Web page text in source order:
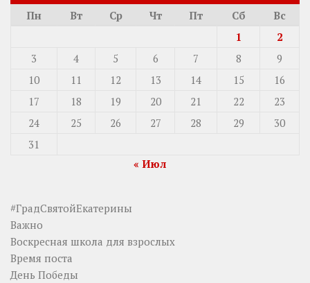
Пн
Вт Ср Чт Пт Сб
Вс
1
2
3
4 5 6 7 8
9
10
11 12 13 14 15
16
17
18 19 20 21 22
23
24
25 26 27 28 29
30
31
« Июл
#ГрадСвятойЕкатерины
Важно
Воскресная школа для взрослых
Время поста
День Победы